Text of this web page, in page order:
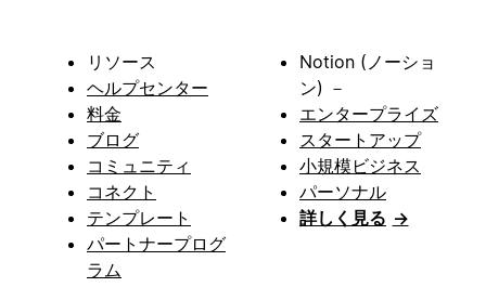
リソース
ヘルプセンター
料金
ブログ
コミュニティ
コネクト
テンプレート
パートナープログ
ラム
Notion (ノーショ
ン) －
エンタープライズ
スタートアップ
小規模ビジネス
パーソナル
詳しく見る →